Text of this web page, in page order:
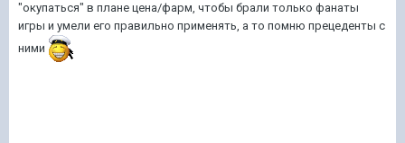
"окупаться" в плане цена/фарм, чтобы брали только фанаты
игры и умели его правильно применять, а то помню прецеденты с
ними